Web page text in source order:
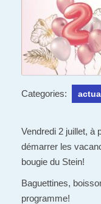
Categories:
Vendredi 2 juillet, à
démarrer les
bougie du Stein!
Baguettines,
programme!